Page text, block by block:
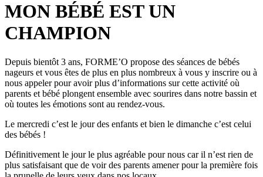
MON BÉBÉ EST UN
CHAMPION
Depuis bientôt 3 ans, FORME’O propose des séances de bébés
nageurs et vous êtes de plus en plus nombreux à vous y inscrire ou à
nous appeler pour avoir plus d’informations sur cette activité où
parents et bébé plongent ensemble avec sourires dans notre bassin et
où toutes les émotions sont au rendez-vous.
Le mercredi c’est le jour des enfants et bien le dimanche c’est celui
des bébés !
Définitivement le jour le plus agréable pour nous car il n’est rien de
plus satisfaisant que de voir des parents amener pour la première fois